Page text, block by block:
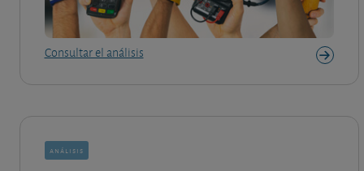
Consultar el análisis
análisis